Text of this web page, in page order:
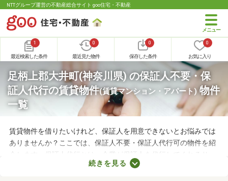
NTTグループ運営の不動産総合サイト goo住宅・不動産
1
最近検索した条件
0
最近見た物件
0
保存した条件
0
お気に入り
足柄上郡大井町(神奈川県) の保証人不要・保
証人代行の賃貸物件(賃貸マンション・アパート) 物件
一覧
賃貸物件を借りたいけれど、保証人を用意できないとお悩みでは
ありませんか？ここでは、保証人不要・保証人代行可の物件を紹
介します。保証人代行とは、企業が保証人を代行してくれるサー
ビスです。保証人を用意できなくてもお部屋を借りられるので、
続きを見る